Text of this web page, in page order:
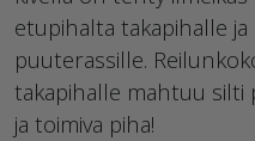
etupihalta takapihalle
puuterassille.
takapihalle mahtuu silti
ja toimiva piha!